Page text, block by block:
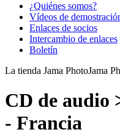
¿Quiénes somos?
Vídeos de
Enlaces de socios
Intercambio de enlaces
Boletín
La tienda Jama PhotoJama
CD de audio
- Francia